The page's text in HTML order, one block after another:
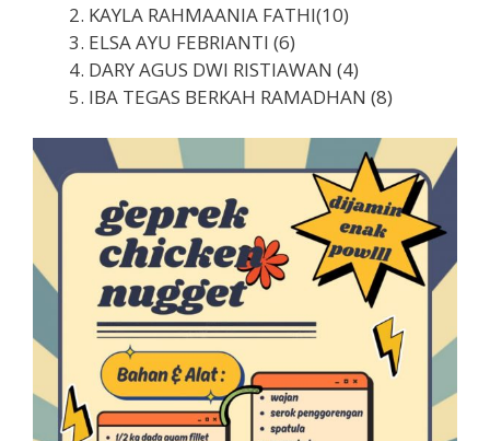
KAYLA RAHMAANIA FATHI(10)
ELSA AYU FEBRIANTI (6)
DARY AGUS DWI RISTIAWAN (4)
IBA TEGAS BERKAH RAMADHAN (8)